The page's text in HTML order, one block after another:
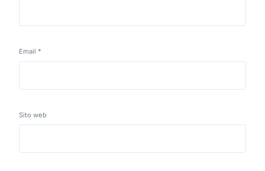
Email *
Sito web